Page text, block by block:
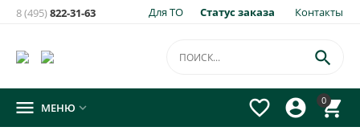
Для ТО Статус заказа Контакты
8 (495)822-31-63
0




 МЕНЮ 
товара:
×
Шарнир поворотного кулака длинный УАЗ Профи 4х4,
длина 1110 мм (ОАО УАЗ арт. 2360-22-2304061-02)